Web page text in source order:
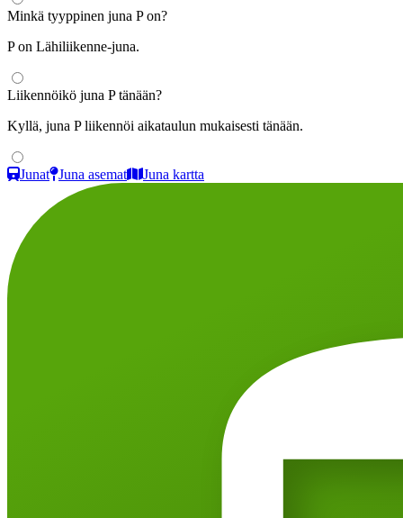
Minkä tyyppinen juna P on?
P on Lähiliikenne-juna.
Liikennöikö juna P tänään?
Kyllä, juna P liikennöi aikataulun mukaisesti tänään.
Junat Juna asemat Juna kartta